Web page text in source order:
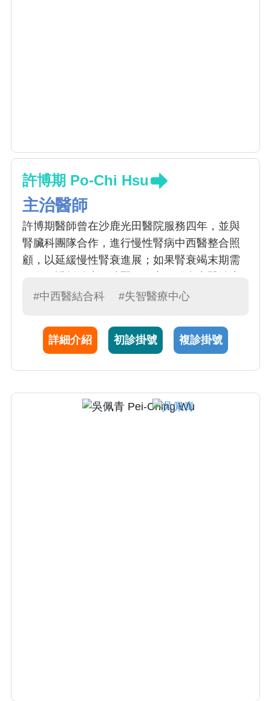
許博期 Po-Chi Hsu
主治醫師
許博期醫師曾在沙鹿光田醫院服務四年，並與
腎臟科團隊合作，進行慢性腎病中西醫整合照
顧，以延緩慢性腎衰進展；如果腎衰竭末期需
減少發症、提高生活質量等。過去也與新陳代
併發症，也能增強身體的機能，配合中醫養生
的調養，亦能有享受健康的快樂人生。
#中西醫結合科 #失智醫療中心
詳細介紹 初診掛號 複診掛號